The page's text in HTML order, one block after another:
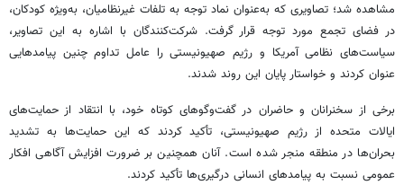
مشاهده شد؛ تصاویری که به‌عنوان نماد توجه به تلفات غیرنظامیان، به‌ویژه کودکان،
در فضای تجمع مورد توجه قرار گرفت. شرکت‌کنندگان با اشاره به این تصاویر،
سیاست‌های نظامی آمریکا و رژیم صهیونیستی را عامل تداوم چنین پیامدهایی
عنوان کردند و خواستار پایان این روند شدند.
برخی از سخنرانان و حاضران در گفت‌وگوهای کوتاه خود، با انتقاد از حمایت‌های
ایالات متحده از رژیم صهیونیستی، تأکید کردند که این حمایت‌ها به تشدید
بحران‌ها در منطقه منجر شده است. آنان همچنین بر ضرورت افزایش آگاهی افکار
عمومی نسبت به پیامدهای انسانی درگیری‌ها تأکید کردند.